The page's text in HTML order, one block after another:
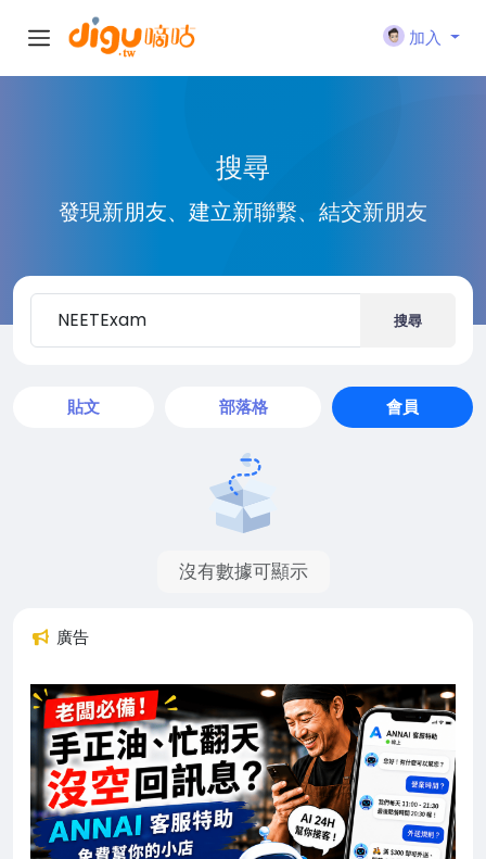
加入
搜尋
發現新朋友、建立新聯繫、結交新朋友
搜尋
貼文 部落格 會員
沒有數據可顯示
廣告